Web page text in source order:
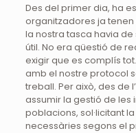
Des del primer dia, ha
organitzadores ja
la nostra tasca havia
útil. No era qüestió de
exigir que es complís
amb el nostre protocol
treball. Per això, des de
assumir la gestió de les
poblacions, sol·licitant
necessàries segons el